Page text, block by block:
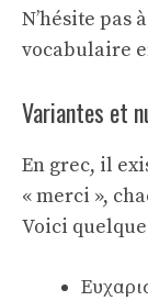
N’hésite
vocabulaire
Variantes et
En grec, il
« merci »,
Voici